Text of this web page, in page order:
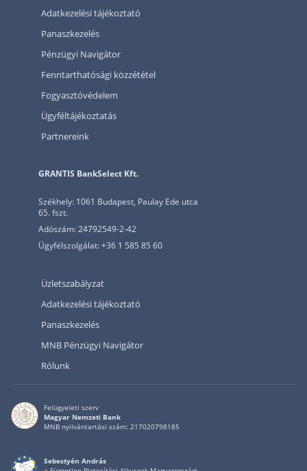
Adatkezelési tájékoztató
Panaszkezelés
Pénzügyi Navigátor
Fenntarthatósági közzététel
Fogyasztóvédelem
Ügyféltájékoztatás
Partnereink
GRANTIS BankSelect Kft.
Székhely: 1061 Budapest, Paulay Ede utca
65. fszt.
Adószám: 24792549-2-42
Ügyfélszolgálat: +36 1 585 85 60
Üzletszabályzat
Adatkezelési tájékoztató
Panaszkezelés
MNB Pénzügyi Navigátor
Rólunk
Felügyeleti szerv
Magyar Nemzeti Bank
MNB nyilvántartási szám: 217020798185
Sebestyén András